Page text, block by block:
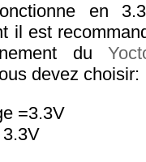
en
il est
du
devez choisir:
=3.3V